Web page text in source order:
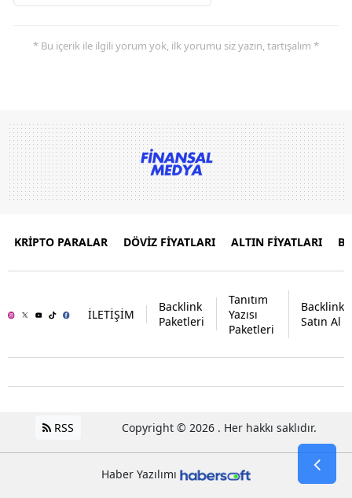
* Bu içerik ile ilgili yorum yok, ilk yorumu siz yazın, tartışalım *
KRİPTO PARALAR DÖVİZ FİYATLARI ALTIN FİYATLARI
İLETİŞİM
Backlink
Paketleri
Tanıtım
Yazısı
Paketleri
Backlink
Satın Al
RSS Copyright © 2026 . Her hakkı saklıdır.
Haber Yazılımı